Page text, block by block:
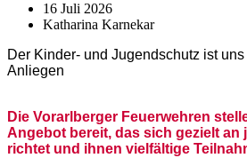
16 Juli 2026
Katharina Karnekar
Der Kinder- und Jugendschutz ist
Anliegen
Die Vorarlberger Feuerwehren
Angebot bereit, das sich gezielt an
richtet und ihnen vielfältige